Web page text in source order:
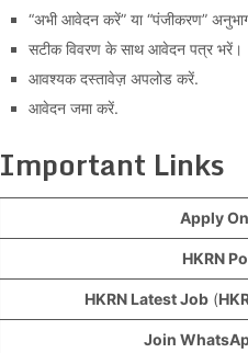
“अभी आवेदन करें” या “पंजीकरण”
सटीक विवरण के साथ आवेदन पत्र भरें।
आवश्यक दस्तावेज़ अपलोड करें.
आवेदन जमा करें.
Important Links
Apply
HKRN
HKRN Latest Job (
Join